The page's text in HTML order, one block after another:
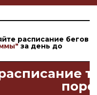
расписание бегов
за день до